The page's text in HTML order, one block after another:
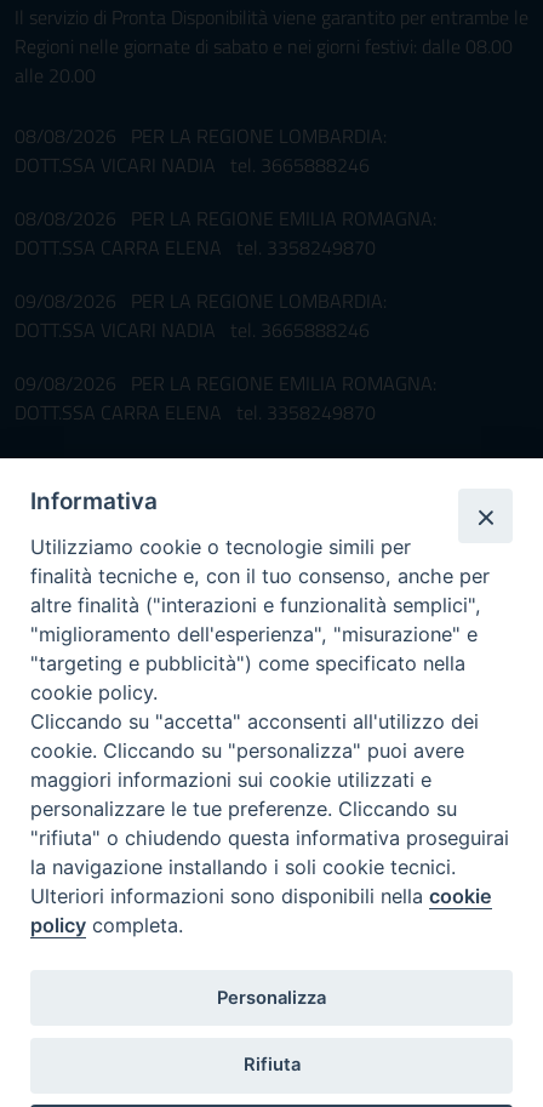
Il servizio di Pronta Disponibilità viene garantito per entrambe le
Regioni nelle giornate di sabato e nei giorni festivi: dalle 08.00
alle 20.00
08/08/2026 PER LA REGIONE LOMBARDIA:
DOTT.SSA VICARI NADIA tel. 3665888246
08/08/2026 PER LA REGIONE EMILIA ROMAGNA:
DOTT.SSA CARRA ELENA tel. 3358249870
09/08/2026 PER LA REGIONE LOMBARDIA:
DOTT.SSA VICARI NADIA tel. 3665888246
09/08/2026 PER LA REGIONE EMILIA ROMAGNA:
DOTT.SSA CARRA ELENA tel. 3358249870
Pronta disponibilità BOTULISMO
Il servizio di Pronta Disponibilità viene garantito per entrambe le
Regioni nelle giornate di sabato e nei giorni festivi: dalle 08.00
alle 20.00
Accompagnare il campione con la scheda di segnalazione caso
(Link alla Circolare)e la relativa modulistica
Per l'Emilia-Romagna :
Per la Lombardia :Link al Mod.Accompagnamento
08/08/2026 PER LA REGIONE LOMBARDIA:
DR. PAVONI ENRICO tel. 3391639372
08/08/2026 PER LA REGIONE EMILIA ROMAGNA:
DOTT.SSA TADDEI ROBERTA tel. 3312331005
DR. PAVONI ENRICO tel. 3391639372
09/08/2026 PER LA REGIONE EMILIA ROMAGNA:
Informativa
Utilizziamo cookie o tecnologie simili per
finalità tecniche e, con il tuo consenso, anche per
altre finalità ("interazioni e funzionalità semplici",
"miglioramento dell'esperienza", "misurazione" e
"targeting e pubblicità") come specificato nella
cookie policy.
Cliccando su "accetta" acconsenti all'utilizzo dei
cookie. Cliccando su "personalizza" puoi avere
maggiori informazioni sui cookie utilizzati e
personalizzare le tue preferenze. Cliccando su
"rifiuta" o chiudendo questa informativa proseguirai
la navigazione installando i soli cookie tecnici.
Ulteriori informazioni sono disponibili nellacookie
policy completa.
Personalizza
Rifiuta